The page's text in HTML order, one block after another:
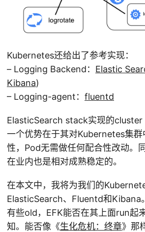
Kubernetes还给出了参考实现：
– Logging Backend： Elastic
Kibana)
– Logging-agent： fluentd
ElasticSearch stack实现的
一个优势在于其对Kubernetes集
性，Pod无需做任何配合性改动。
在业内也是相对成熟稳定的。
在本文中，我将为我们的
ElasticSearch、Fluentd和Kibana
有些old，EFK能否在其上面run起
知。能否像《生化危机：终章》那